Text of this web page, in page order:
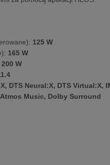
125 W
165 W
200 W
DTS Neural:X, DTS Virtual:X,
Music, Dolby Surround